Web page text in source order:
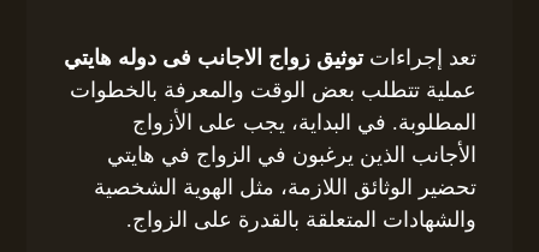
تعد إجراءاتتوثيق زواج الاجانب فى دوله هايتي
عملية تتطلب بعض الوقت والمعرفة بالخطوات
المطلوبة. في البداية، يجب على الأزواج
الأجانب الذين يرغبون في الزواج في هايتي
تحضير الوثائق اللازمة، مثل الهوية الشخصية
والشهادات المتعلقة بالقدرة على الزواج.